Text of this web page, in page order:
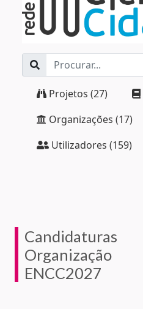
Projetos (27)
Organizações (17)
Utilizadores (159)
Candidaturas
Organização
ENCC2027